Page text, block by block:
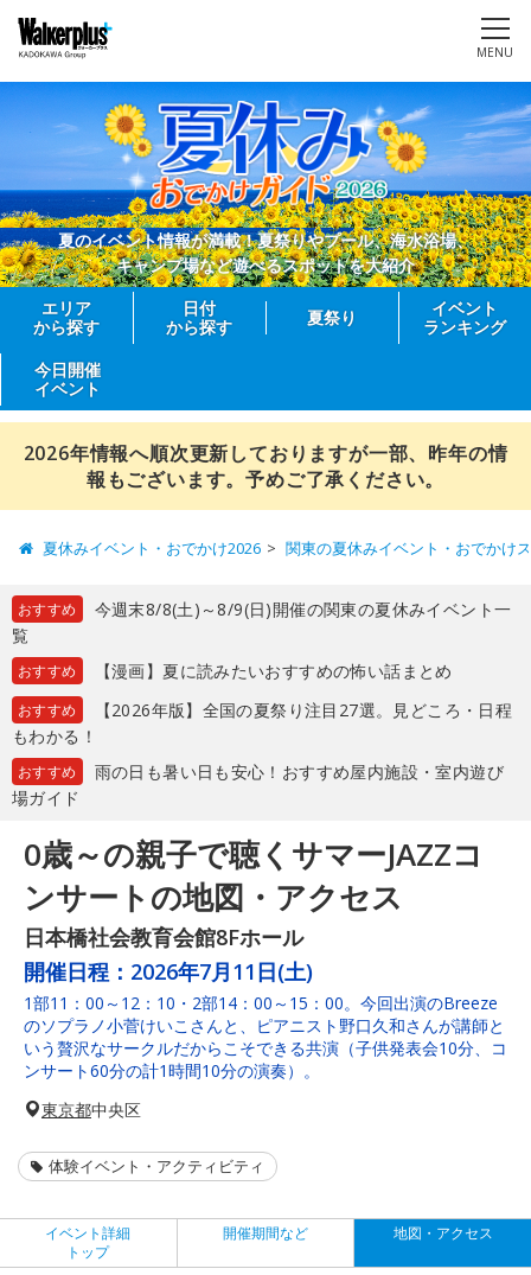
MENU
夏のイベント情報が満載！夏祭りやプール、海水浴場、
キャンプ場など遊べるスポットを大紹介
エリア
から探す
日付
から探す
夏祭り
イベント
ランキング
今日開催
イベント
2026年情報へ順次更新しておりますが一部、昨年の情
報もございます。予めご了承ください。
夏休みイベント・おでかけ2026 関東の夏休みイベント・おでかけ
おすすめ
今週末8/8(土)～8/9(日)開催の関東の夏休みイベント一
覧
おすすめ 【漫画】夏に読みたいおすすめの怖い話まとめ
おすすめ
【2026年版】全国の夏祭り注目27選。見どころ・日程
もわかる！
おすすめ
雨の日も暑い日も安心！おすすめ屋内施設・室内遊び
場ガイド
0歳～の親子で聴くサマーJAZZコ
ンサートの地図・アクセス
日本橋社会教育会館8Fホール
開催日程： 2026年7月11日(土)
1部11：00～12：10・2部14：00～15：00。今回出演のBreeze
のソプラノ小菅けいこさんと、ピアニスト野口久和さんが講師と
いう贅沢なサークルだからこそできる共演（子供発表会10分、コ
ンサート60分の計1時間10分の演奏）。
東京都中央区
体験イベント・アクティビティ
イベント詳細
トップ
開催期間など 地図・アクセス